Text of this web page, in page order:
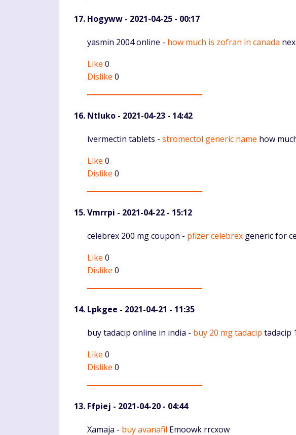
Hogyww - 2021-04-25 - 00:17
Komentaras
yasmin 2004 online - how much is zofran in canada
Like 0
Dislike 0
Ntluko - 2021-04-23 - 14:42
Komentaras
ivermectin tablets - stromectol generic name how
Like 0
Dislike 0
Vmrrpi - 2021-04-22 - 15:12
Komentaras
celebrex 200 mg coupon - pfizer celebrex generic for
Like 0
Dislike 0
Lpkgee - 2021-04-21 - 11:35
Komentaras
buy tadacip online in india - buy 20 mg tadacip tadacip
Like 0
Dislike 0
Ffpiej - 2021-04-20 - 04:44
Komentaras
Xamaja - buy avanafil Emoowk rrcxow